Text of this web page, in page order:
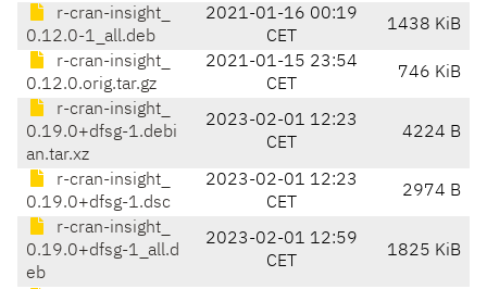
r-cran-insight_
0.12.0-1_all.deb
2021-01-16 00:19
CET
1438 KiB
r-cran-insight_
0.12.0.orig.tar.gz
2021-01-15 23:54
CET
746 KiB
r-cran-insight_
0.19.0+dfsg-1.debi
an.tar.xz
2023-02-01 12:23
CET
4224 B
r-cran-insight_
0.19.0+dfsg-1.dsc
2023-02-01 12:23
CET
2974 B
r-cran-insight_
0.19.0+dfsg-1_all.d
eb
2023-02-01 12:59
CET
1825 KiB